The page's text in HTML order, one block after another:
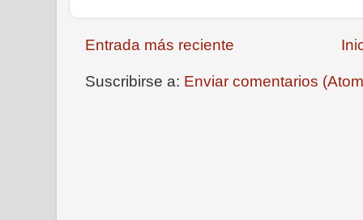
Entrada más reciente
Suscribirse a: Enviar comentarios